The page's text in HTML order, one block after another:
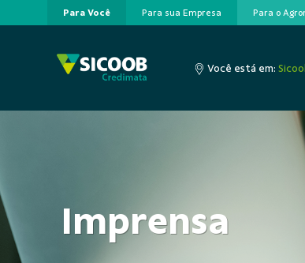
Pular para o Conteúdo principal
Para Você Para sua Empresa Para o
Você está em:
Imprensa